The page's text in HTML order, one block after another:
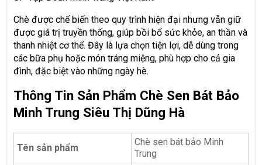
Chè được chế biến theo quy trình hiện đại nhưng vẫn giữ
được giá trị truyền thống, giúp bồi bổ sức khỏe, an thần và
thanh nhiệt cơ thể. Đây là lựa chọn tiện lợi, dễ dùng trong
các bữa phụ hoặc món tráng miệng, phù hợp cho cả gia
đình, đặc biệt vào những ngày hè.
Thông Tin Sản Phẩm Chè Sen Bát Bảo
Minh Trung Siêu Thị Dũng Hà
Tên sản phẩm
Chè sen bát bảo Minh
Trung